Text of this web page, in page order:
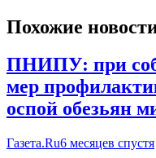
Похожие
ПНИПУ: при
мер
оспой обезьян
Газета.Ru6 месяцев спустя